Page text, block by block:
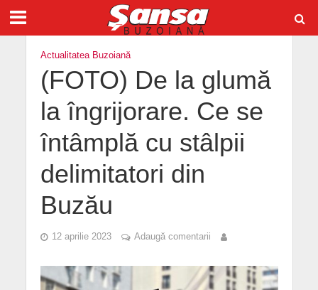
Actualitatea Buzoiană
(FOTO) De la glumă
la îngrijorare. Ce se
întâmplă cu stâlpii
delimitatori din
Buzău
12 aprilie 2023 Adaugă comentarii